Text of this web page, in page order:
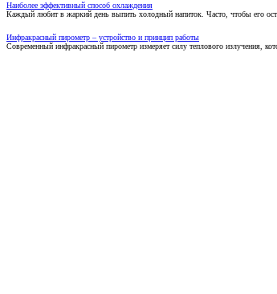
Наиболее эффективный способ охлаждения
Каждый любит в жаркий день выпить холодный напиток. Часто, чтобы его
Инфракрасный пирометр – устройство и принцип работы
Современный инфракрасный пирометр измеряет силу теплового излучения,